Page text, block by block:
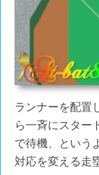
ランナーを配置
ら一斉にスター
で待機、という
対応を変える走